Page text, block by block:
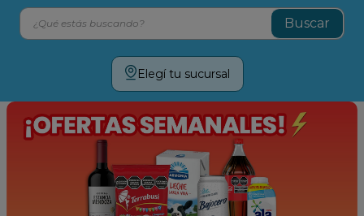
¿Qué estás buscando?
Elegí tu sucursal
Términos más buscados
yerba
galletitas